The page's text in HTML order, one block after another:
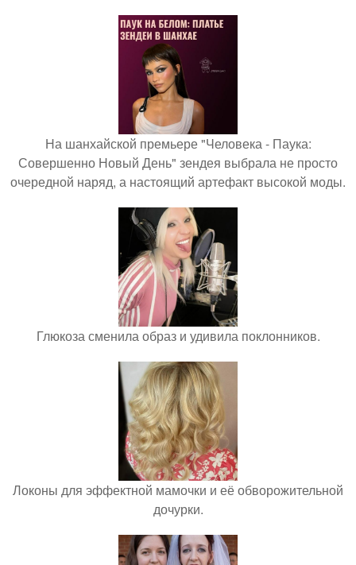
На шанхайской премьере "Человека - Паука:
Совершенно Новый День" зендея выбрала не просто
очередной наряд, а настоящий артефакт высокой моды.
Глюкоза сменила образ и удивила поклонников.
Локоны для эффектной мамочки и её обворожительной
дочурки.